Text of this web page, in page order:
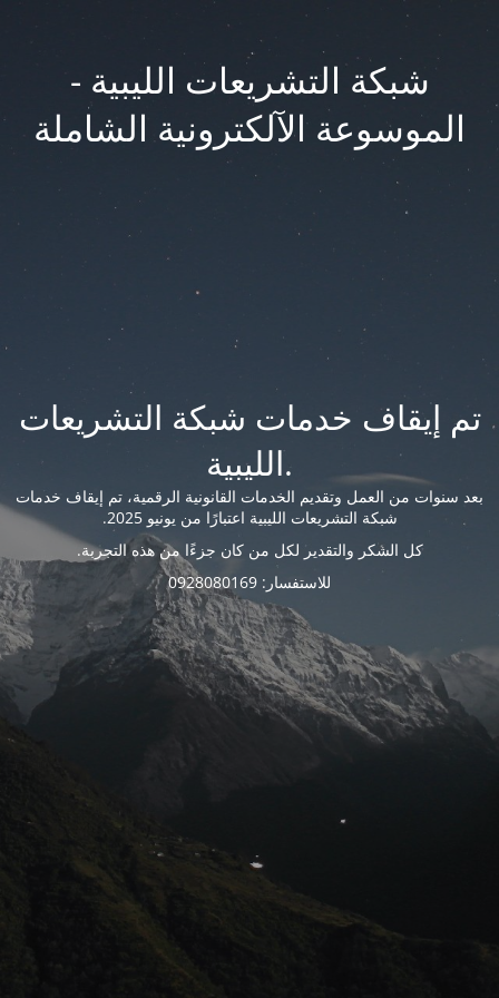
شبكة التشريعات الليبية -
الموسوعة الآلكترونية الشاملة
تم إيقاف خدمات شبكة التشريعات
الليبية.
بعد سنوات من العمل وتقديم الخدمات القانونية الرقمية، تم إيقاف خدمات
شبكة التشريعات الليبية اعتبارًا من يونيو 2025.
كل الشكر والتقدير لكل من كان جزءًا من هذه التجربة.
للاستفسار: 0928080169